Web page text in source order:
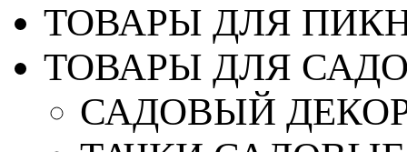
ТОВАРЫ ДЛЯ
ТОВАРЫ ДЛЯ
САДОВЫЙ